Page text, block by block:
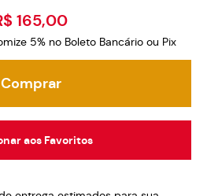
165,00
5% no Boleto Bancário ou Pix
Comprar
aos Favoritos